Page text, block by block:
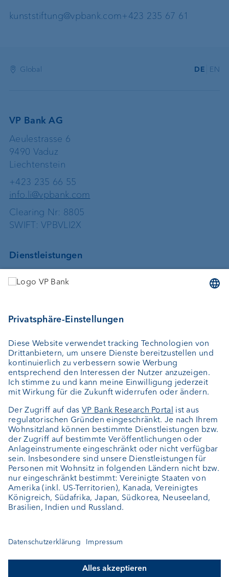
kunststiftung@vpbank.com+423 235 67 61
Global DE EN
VP Bank AG
Aeulestrasse 6
9490 Vaduz
Liechtenstein
+423 235 66 55
info.li@vpbank.com
Clearing Nr: 8805
SWIFT: VPBVLI2X
Dienstleistungen
Vermögensverwaltung
Externer Vermögensverwalter
Private Label Fonds
Investment Consulting
Über uns
Jobs
News
Downloads
Kundenfeedback
Kontakt
Newsletter
Geschäftsbericht
Cookie-Einstellungen